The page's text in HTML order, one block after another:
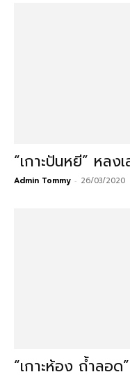
“เกาะปันหยี” หลง
Admin Tommy - 26/03/2020
“เกาะห้อง ถ้ำลอ